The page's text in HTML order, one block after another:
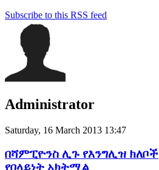
Subscribe to this RSS feed
Administrator
Saturday, 16 March 2013 13:47
በሻምፒዮንስ ሊጉ የእንግሊዝ ክለቦች
የበላይነት አክትሟል